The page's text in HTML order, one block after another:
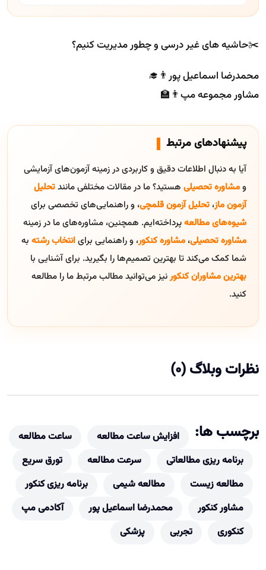
✂️حاشیه های غیر درسی و چطور مدیریت کنیم؟
محمدرضا اسماعیل پور👨‍🎓
مشاور مجموعه مپ👨‍🏫
پیشنهادهای مرتبط
آیا به دنبال اطلاعات دقیق و کاربردی در زمینه آزمون‌های آزمایشی
ومشاوره تحصیلی هستید؟ ما در مقالات مختلفی مانندتحلیل
آزمون ماز، تحلیل آزمون قلمچی، و راهنمایی‌های تخصصی برای
شیوه‌های مطالعهپرداخته‌ایم. همچنین، مشاوره‌های ما در زمینه
مشاوره تحصیلی، مشاوره کنکور، و راهنمایی برایانتخاب رشته به
شما کمک می‌کند تا بهترین تصمیم‌ها را بگیرید. برای آشنایی با
بهترین مشاوران کنکورنیز می‌توانید مطالب مرتبط ما را مطالعه
کنید.
نظرات وبلاگ (0)
برچسب ها: افزایش ساعت مطالعه
ساعت مطالعه
برنامه ریزی مطالعاتی
سرعت مطالعه
تورق سریع
مطالعه زیست
مطالعه شیمی
برنامه ریزی کنکور
مشاور کنکور
محمدرضا اسماعیل پور
آکادمی مپ
کنکوری
تجربی پزشکی